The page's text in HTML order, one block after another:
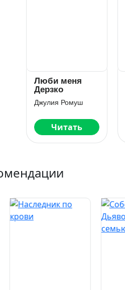
Люби меня
Дерзко
Джулия Ромуш
Читать